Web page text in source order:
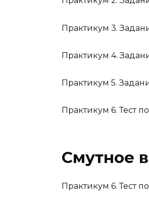
Практикум 3.
Практикум 4.
Практикум 5.
Практикум 6. Тест
Смутное
Практикум 6. Тест